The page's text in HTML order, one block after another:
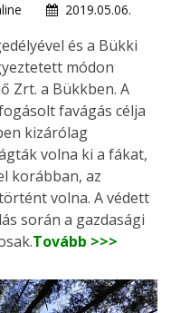
2019.05.06.
és a Bükki
módon
Zrt. a Bükkben. A
favágás célja
kizárólag
volna ki a fákat,
korábban, az
volna. A védett
során a gazdasági
Tovább >>>